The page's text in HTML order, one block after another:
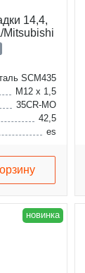
14,4,
Mitsubishi
SCM435
M12 x 1,5
35CR-MO
42,5
es
pajero
новинка